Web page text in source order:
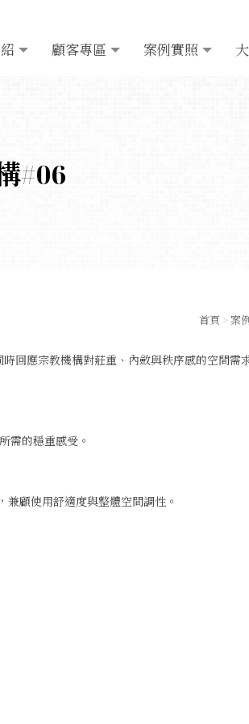
顧客專區 案例實照
#06
首頁 >案
回應宗教機構對莊重、內斂與秩序感的空間需
需的穩重感受。
顧使用舒適度與整體空間調性。